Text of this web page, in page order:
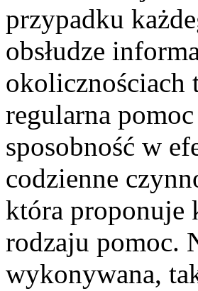
przypadku
obsłudze
okolicznościach
regularna
sposobność w
codzienne
która proponuje
rodzaju pomoc.
wykonywana,